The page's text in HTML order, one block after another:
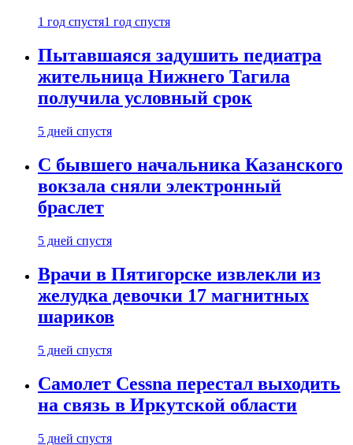
1 год спустя1 год спустя
Пытавшаяся задушить педиатра
жительница Нижнего Тагила
получила условный срок
5 дней спустя
С бывшего начальника Казанского
вокзала сняли электронный
браслет
5 дней спустя
Врачи в Пятигорске извлекли из
желудка девочки 17 магнитных
шариков
5 дней спустя
Самолет Cessna перестал выходить
на связь в Иркутской области
5 дней спустя